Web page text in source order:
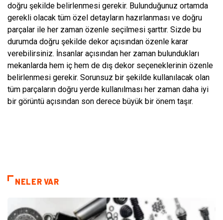
doğru şekilde belirlenmesi gerekir. Bulunduğunuz ortamda
gerekli olacak tüm özel detayların hazırlanması ve doğru
parçalar ile her zaman özenle seçilmesi şarttır. Sizde bu
durumda doğru şekilde dekor açısından özenle karar
verebilirsiniz. İnsanlar açısından her zaman bulundukları
mekanlarda hem iç hem de dış dekor seçeneklerinin özenle
belirlenmesi gerekir. Sorunsuz bir şekilde kullanılacak olan
tüm parçaların doğru yerde kullanılması her zaman daha iyi
bir görüntü açısından son derece büyük bir önem taşır.
NELER VAR